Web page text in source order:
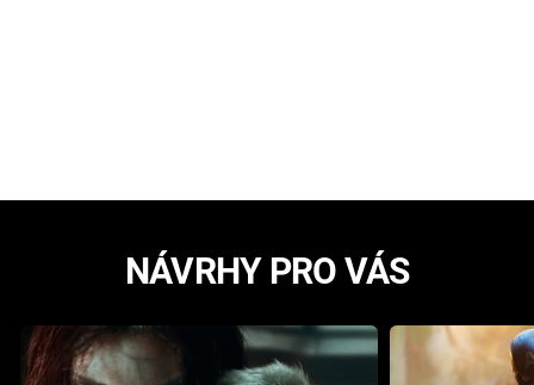
NÁVRHY PRO VÁS